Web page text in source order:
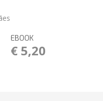
EBOOK
€ 5,20